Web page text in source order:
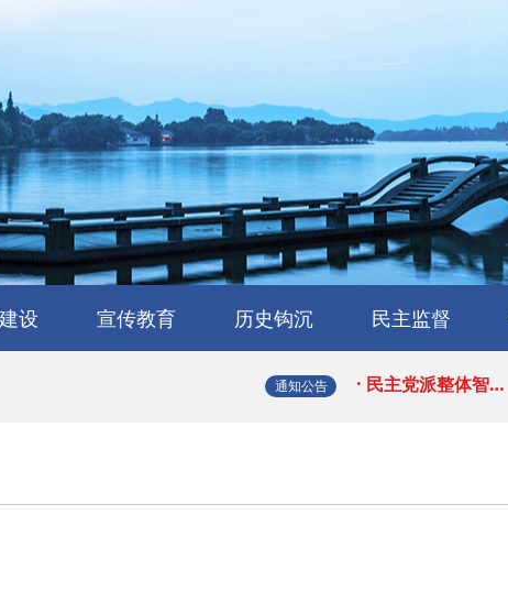
设 宣传教育 历史钩沉
浙江民建简史
人物传略
史海撷珠
浙江民建大事记
历史图库
民主监督
通知公告
· 民建北仑六支部…
· 中国民主建国会…
· 中国民主建国会…
· 民主党派整体智…